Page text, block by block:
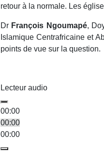
retour à la normale. Les
Dr François Ngoumapé,
Islamique Centrafricaine et
points de vue sur la question.
Lecteur audio
00:00
00:00
00:00